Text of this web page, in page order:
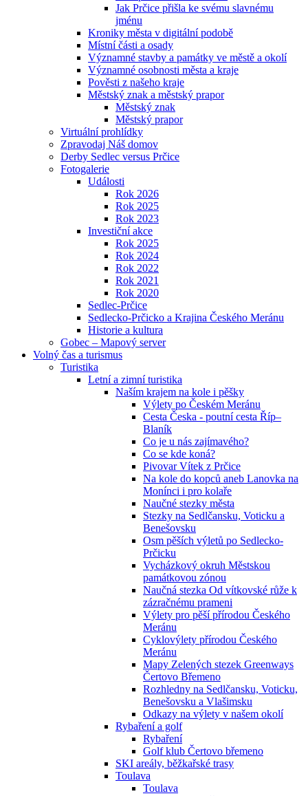
Jak Prčice přišla ke svému slavnému
jménu
Kroniky města v digitální podobě
Místní části a osady
Významné stavby a památky ve městě a okolí
Významné osobnosti města a kraje
Pověsti z našeho kraje
Městský znak a městský prapor
Městský znak
Městský prapor
Virtuální prohlídky
Zpravodaj Náš domov
Derby Sedlec versus Prčice
Fotogalerie
Události
Rok 2026
Rok 2025
Rok 2023
Investiční akce
Rok 2025
Rok 2024
Rok 2022
Rok 2021
Rok 2020
Sedlec-Prčice
Sedlecko-Prčicko a Krajina Českého Meránu
Historie a kultura
Gobec – Mapový server
Volný čas a turismus
Turistika
Letní a zimní turistika
Naším krajem na kole i pěšky
Výlety po Českém Meránu
Cesta Česka - poutní cesta Říp–
Blaník
Co je u nás zajímavého?
Co se kde koná?
Pivovar Vítek z Prčice
Na kole do kopců aneb Lanovka na
Monínci i pro kolaře
Naučné stezky města
Stezky na Sedlčansku, Voticku a
Benešovsku
Osm pěších výletů po Sedlecko-
Prčicku
Vycházkový okruh Městskou
památkovou zónou
Naučná stezka Od vítkovské růže k
zázračnému prameni
Výlety pro pěší přírodou Českého
Meránu
Cyklovýlety přírodou Českého
Meránu
Mapy Zelených stezek Greenways
Čertovo Břemeno
Rozhledny na Sedlčansku, Voticku,
Benešovsku a Vlašimsku
Odkazy na výlety v našem okolí
Rybaření a golf
Rybaření
Golf klub Čertovo břemeno
SKI areály, běžkařské trasy
Toulava
Toulava